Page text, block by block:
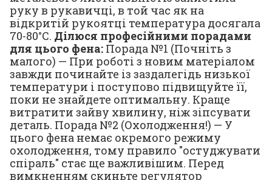
руку в рукавичці, в той час як на
відкритій рукоятці температура досягала
70-80°С. Ділюся професійними порадами
для цього фена: Порада №1 (Почніть з
малого) — При роботі з новим матеріалом
завжди починайте із заздалегідь низької
температури і поступово підвищуйте її,
поки не знайдете оптимальну. Краще
витратити зайву хвилину, ніж зіпсувати
деталь. Порада №2 (Охолодження!) — У
цього фена немає окремого режиму
охолодження, тому правило "остуджувати
спіраль" стає ще важливішим. Перед
вимкненням скиньте регулятор